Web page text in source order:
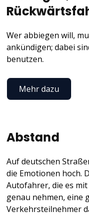
Wer abbiegen will,
ankündigen; dabei
benutzen.
Mehr dazu
Abstand
Auf deutschen
die Emotionen hoch.
Autofahrer, die es
genau nehmen, eine
Verkehrsteilnehmer